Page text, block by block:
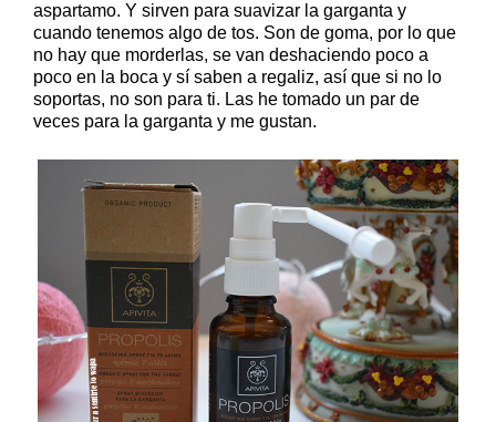
aspartamo. Y sirven para suavizar la garganta y
cuando tenemos algo de tos. Son de goma, por lo que
no hay que morderlas, se van deshaciendo poco a
poco en la boca y sí saben a regaliz, así que si no lo
soportas, no son para ti. Las he tomado un par de
veces para la garganta y me gustan.